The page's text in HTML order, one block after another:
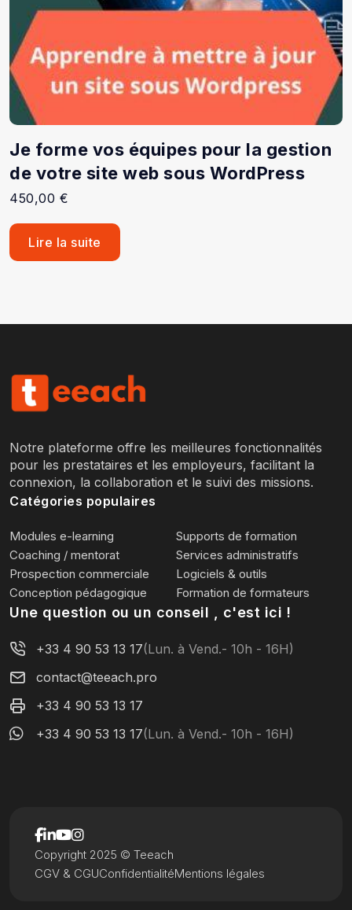
Je forme vos équipes pour la gestion
de votre site web sous WordPress
450,00 €
Lire la suite
Notre plateforme offre les meilleures fonctionnalités
pour les prestataires et les employeurs, facilitant la
connexion, la collaboration et le suivi des missions.
Catégories populaires
Modules e-learning
Supports de formation
Coaching / mentorat
Services administratifs
Prospection commerciale
Logiciels & outils
Conception pédagogique
Formation de formateurs
Une question ou un conseil , c'est ici !
+33 4 90 53 13 17(Lun. à Vend.- 10h - 16H)
contact@teeach.pro
+33 4 90 53 13 17
+33 4 90 53 13 17(Lun. à Vend.- 10h - 16H)
CGV & CGUConfidentialitéMentions légales
Copyright 2025 © Teeach